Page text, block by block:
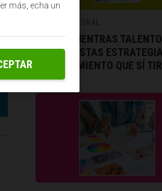
¿NO ENCUENTRAS
PRUEBA ESTAS
RECLUTAMIENTO QUE SÍ
más, echa un